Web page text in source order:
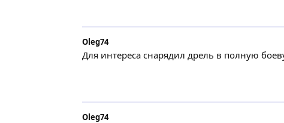
Oleg74
Для интереса снарядил дрель в полную
Oleg74